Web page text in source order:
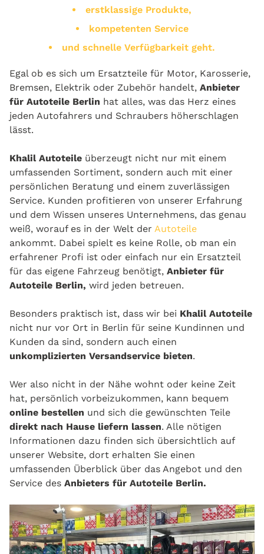
erstklassige Produkte,
kompetenten Service
und schnelle Verfügbarkeit geht.
Egal ob es sich um Ersatzteile für Motor, Karosserie,
Bremsen, Elektrik oder Zubehör handelt, Anbieter
für Autoteile Berlin hat alles, was das Herz eines
jeden Autofahrers und Schraubers höherschlagen
lässt.
Khalil Autoteile überzeugt nicht nur mit einem
umfassenden Sortiment, sondern auch mit einer
persönlichen Beratung und einem zuverlässigen
Service. Kunden profitieren von unserer Erfahrung
und dem Wissen unseres Unternehmens, das genau
weiß, worauf es in der Welt der Autoteile
ankommt. Dabei spielt es keine Rolle, ob man ein
erfahrener Profi ist oder einfach nur ein Ersatzteil
für das eigene Fahrzeug benötigt, Anbieter für
Autoteile Berlin, wird jeden betreuen.
Besonders praktisch ist, dass wir bei Khalil Autoteile
nicht nur vor Ort in Berlin für seine Kundinnen und
Kunden da sind, sondern auch einen
unkomplizierten Versandservice bieten.
Wer also nicht in der Nähe wohnt oder keine Zeit
hat, persönlich vorbeizukommen, kann bequem
online bestellen und sich die gewünschten Teile
direkt nach Hause liefern lassen. Alle nötigen
Informationen dazu finden sich übersichtlich auf
unserer Website, dort erhalten Sie einen
umfassenden Überblick über das Angebot und den
Service des Anbieters für Autoteile Berlin.